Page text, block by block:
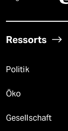
Ressorts
Politik
Öko
Gesellschaft